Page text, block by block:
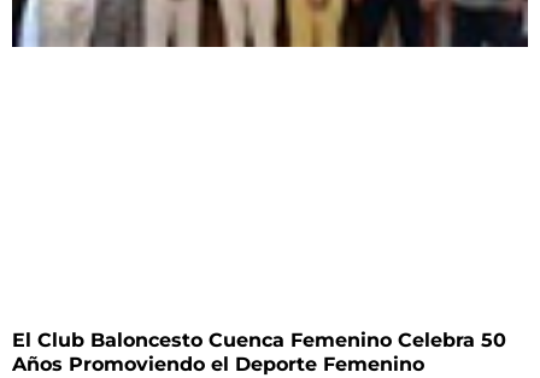
El Club Baloncesto Cuenca Femenino Celebra 50
Años Promoviendo el Deporte Femenino